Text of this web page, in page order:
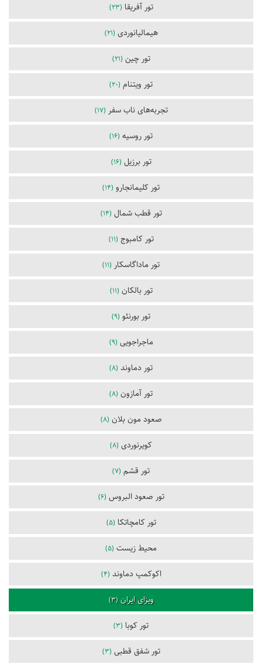
تور آفریقا (23)
هیمالیانوردی (21)
تور چین (21)
تور ویتنام (20)
تجربه‌های ناب سفر (17)
تور روسیه (16)
تور برزیل (16)
تور کلیمانجارو (14)
تور قطب شمال (14)
تور کامبوج (11)
تور ماداگاسکار (11)
تور بالکان (11)
تور بورنئو (9)
ماجراجویی (9)
تور دماوند (8)
تور آمازون (8)
صعود مون بلان (8)
کویرنوردی (8)
تور قشم (7)
تور صعود البروس (6)
تور کامچاتکا (5)
محیط زیست (5)
اکوکمپ دماوند (4)
ویزای ایران(3)
تور کوبا (3)
تور شفق قطبی (3)